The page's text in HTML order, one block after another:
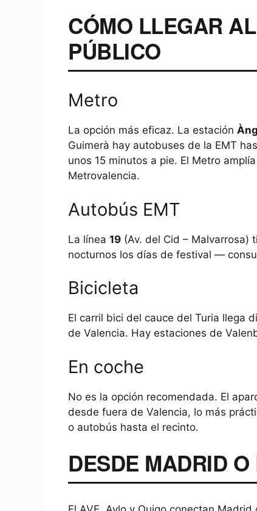
CÓMO LLEGAR
PÚBLICO
Metro
La opción más eficaz. La estación
Guimerà hay autobuses de la EMT
unos 15 minutos a pie. El Metro
Metrovalencia.
Autobús EMT
La línea 19 (Av. del Cid – Malvarrosa)
nocturnos los días de festival —
Bicicleta
El carril bici del cauce del Turia llega
de Valencia. Hay estaciones de
En coche
No es la opción recomendada. El
desde fuera de Valencia, lo más
o autobús hasta el recinto.
DESDE MADRID